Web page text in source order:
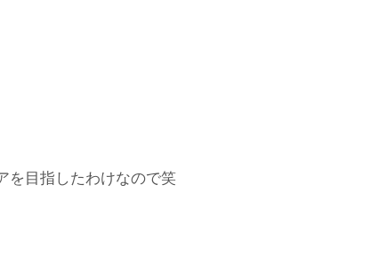
を目指したわけなので笑